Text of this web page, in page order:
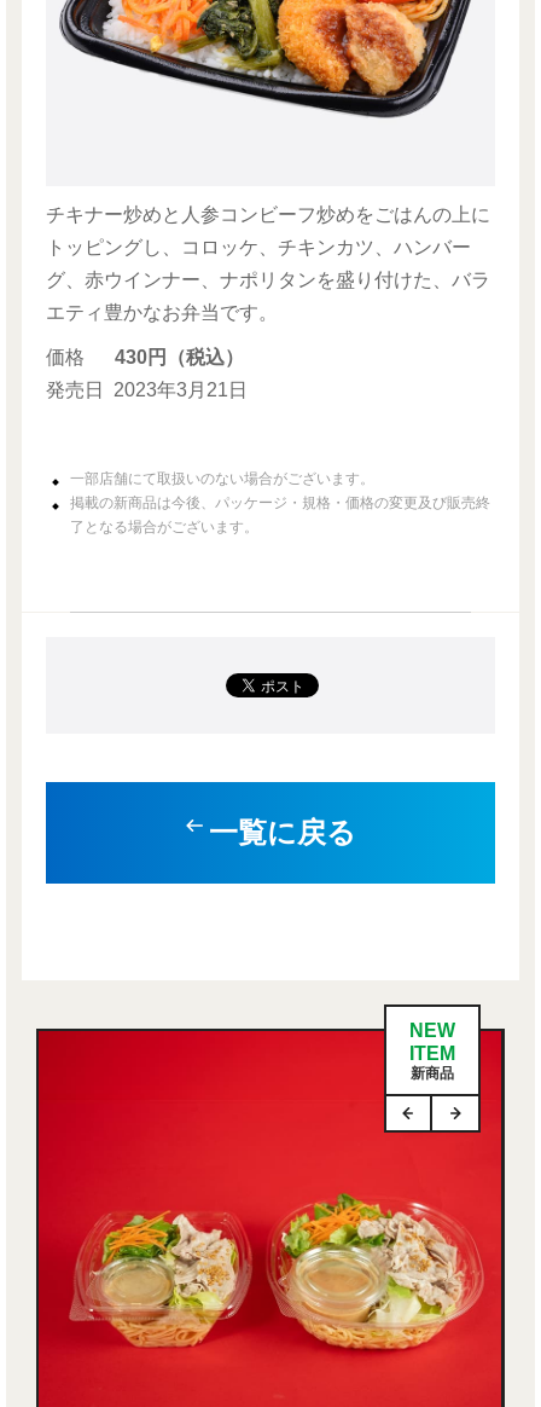
チキナー炒めと人参コンビーフ炒めをごはんの上に
トッピングし、コロッケ、チキンカツ、ハンバー
グ、赤ウインナー、ナポリタンを盛り付けた、バラ
エティ豊かなお弁当です。
価格
430円（税込）
発売日
2023年3月21日
一部店舗にて取扱いのない場合がございます。
掲載の新商品は今後、パッケージ・規格・価格の変更及び販売終
了となる場合がございます。
一覧に戻る
NEW
ITEM
新商品